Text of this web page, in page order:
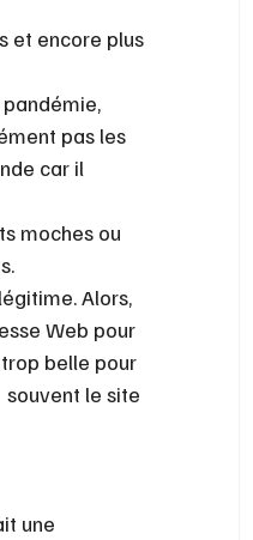
pas les
car il
moches ou
Alors,
Web pour
belle pour
souvent le site
une